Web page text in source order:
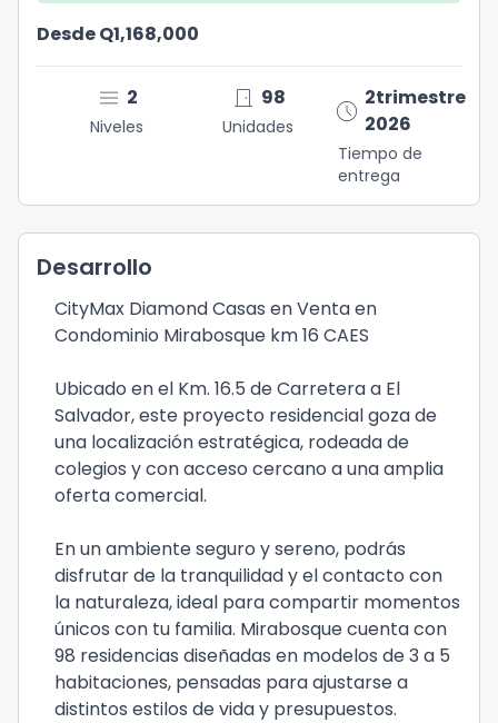
Desde Q1,168,000
menu 2
Niveles
door_front 98
Unidades schedule 2trimestre
2026
Tiempo de
entrega
Desarrollo
CityMax Diamond Casas en Venta en
Condominio Mirabosque km 16 CAES
Ubicado en el Km. 16.5 de Carretera a El
Salvador, este proyecto residencial goza de
una localización estratégica, rodeada de
colegios y con acceso cercano a una amplia
oferta comercial.
En un ambiente seguro y sereno, podrás
disfrutar de la tranquilidad y el contacto con
la naturaleza, ideal para compartir momentos
únicos con tu familia. Mirabosque cuenta con
98 residencias diseñadas en modelos de 3 a 5
habitaciones, pensadas para ajustarse a
distintos estilos de vida y presupuestos.